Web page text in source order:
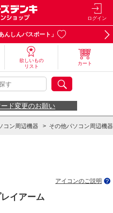
ログイン
んしんパスポート」
欲しいもの
リスト
カート
ド変更のお願い
コン周辺機器 > その他パソコン周辺機器
アイコンのご説明
イアーム